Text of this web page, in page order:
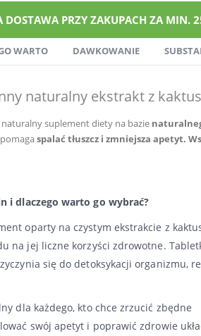
DOSTAWA PRZY ZAKUPACH ZA MIN.
WARTO DAWKOWANIE
naturalny ekstrakt z
suplement diety na bazie
spalać tłuszcz i zmniejsza apetyt.
i dlaczego warto go wybrać?
oparty na czystym ekstrakcie z
na jej liczne korzyści zdrowotne.
się do detoksykacji organizmu,
dla każdego, kto chce zrzucić zbędne
swój apetyt i poprawić zdrowie